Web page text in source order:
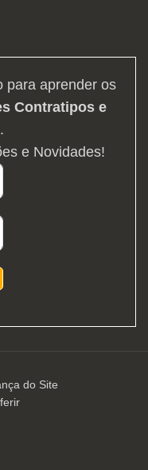
para aprender os
Contratipos e
.
e Novidades!
do Site